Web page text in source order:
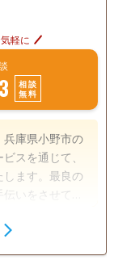
軽に
相談
無料
庫県小野市の
スを通じて、
します。最良の
いをさせてい
いさせていた